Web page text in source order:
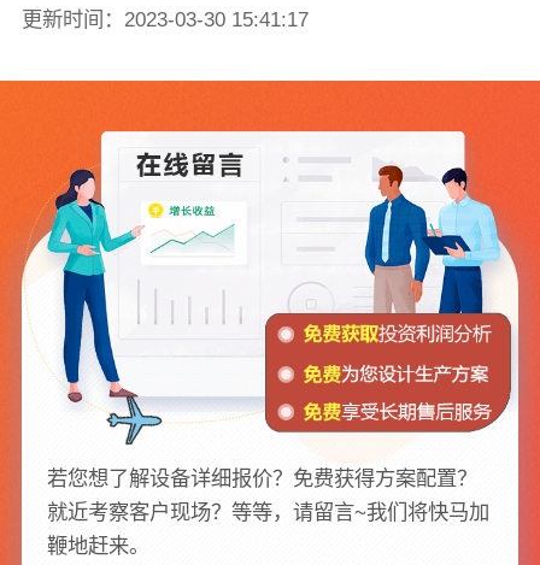
更新时间：2023-03-30 15:41:17
若您想了解设备详细报价？免费获得方案配置？
就近考察客户现场？等等，请留言~我们将快马加
鞭地赶来。